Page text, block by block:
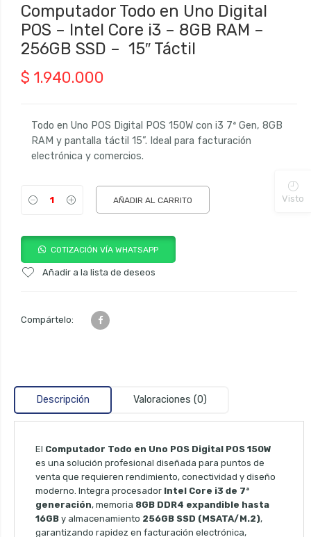
Computador Todo en Uno Digital
POS – Intel Core i3 – 8GB RAM –
256GB SSD – 15″ Táctil
$ 1.940.000
Todo en Uno POS Digital POS 150W con i3 7ª Gen, 8GB
RAM y pantalla táctil 15”. Ideal para facturación
electrónica y comercios.
AÑADIR AL CARRITO
COTIZACIÓN VÍA WHATSAPP
Añadir a la lista de deseos
Compártelo:
Descripción Valoraciones (0)
El Computador Todo en Uno POS Digital POS 150W
es una solución profesional diseñada para puntos de
venta que requieren rendimiento, conectividad y diseño
moderno. Integra procesador Intel Core i3 de 7ª
generación, memoria 8GB DDR4 expandible hasta
16GB y almacenamiento 256GB SSD (MSATA/M.2),
garantizando rapidez en facturación electrónica,
Visto